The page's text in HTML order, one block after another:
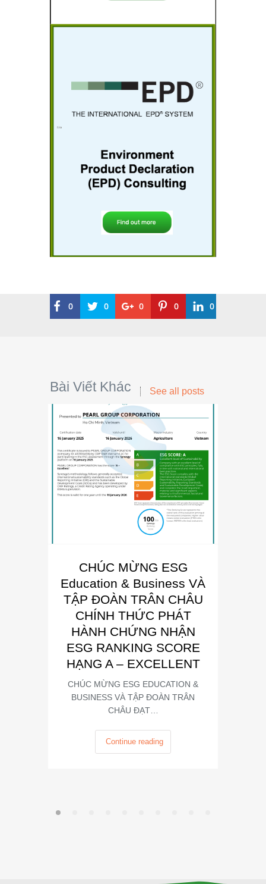
0 0 0 0 0
Bài Viết Khác See all posts
CHÚC MỪNG ESG
Education & Business VÀ
TẬP ĐOÀN TRÂN CHÂU
CHÍNH THỨC PHÁT
HÀNH CHỨNG NHẬN
ESG RANKING SCORE
HẠNG A – EXCELLENT
CHÚC MỪNG ESG EDUCATION &
BUSINESS VÀ TẬP ĐOÀN TRÂN
CHÂU ĐẠT…
Continue reading